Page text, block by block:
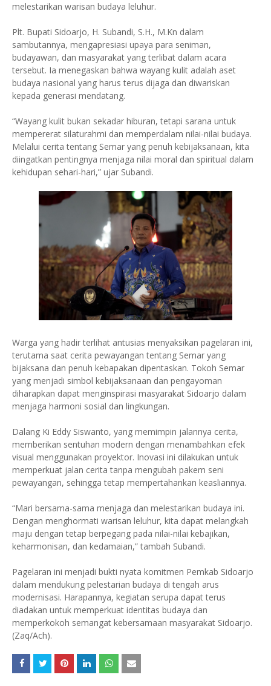
melestarikan warisan budaya leluhur.
Plt. Bupati Sidoarjo, H. Subandi, S.H., M.Kn dalam
sambutannya, mengapresiasi upaya para seniman,
budayawan, dan masyarakat yang terlibat dalam acara
tersebut. Ia menegaskan bahwa wayang kulit adalah aset
budaya nasional yang harus terus dijaga dan diwariskan
kepada generasi mendatang.
“Wayang kulit bukan sekadar hiburan, tetapi sarana untuk
mempererat silaturahmi dan memperdalam nilai-nilai budaya.
Melalui cerita tentang Semar yang penuh kebijaksanaan, kita
diingatkan pentingnya menjaga nilai moral dan spiritual dalam
kehidupan sehari-hari,” ujar Subandi.
Warga yang hadir terlihat antusias menyaksikan pagelaran ini,
terutama saat cerita pewayangan tentang Semar yang
bijaksana dan penuh kebapakan dipentaskan. Tokoh Semar
yang menjadi simbol kebijaksanaan dan pengayoman
diharapkan dapat menginspirasi masyarakat Sidoarjo dalam
menjaga harmoni sosial dan lingkungan.
Dalang Ki Eddy Siswanto, yang memimpin jalannya cerita,
memberikan sentuhan modern dengan menambahkan efek
visual menggunakan proyektor. Inovasi ini dilakukan untuk
memperkuat jalan cerita tanpa mengubah pakem seni
pewayangan, sehingga tetap mempertahankan keasliannya.
“Mari bersama-sama menjaga dan melestarikan budaya ini.
Dengan menghormati warisan leluhur, kita dapat melangkah
maju dengan tetap berpegang pada nilai-nilai kebajikan,
keharmonisan, dan kedamaian,” tambah Subandi.
Pagelaran ini menjadi bukti nyata komitmen Pemkab Sidoarjo
dalam mendukung pelestarian budaya di tengah arus
modernisasi. Harapannya, kegiatan serupa dapat terus
diadakan untuk memperkuat identitas budaya dan
memperkokoh semangat kebersamaan masyarakat Sidoarjo.
(Zaq/Ach).